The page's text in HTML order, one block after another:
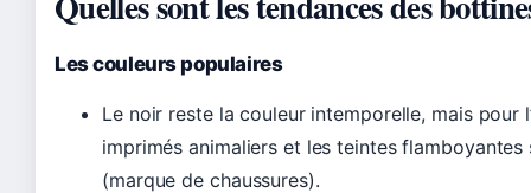
Les couleurs populaires
Le noir reste la couleur intemporelle, mais pour
imprimés animaliers et les teintes
(marque de chaussures).